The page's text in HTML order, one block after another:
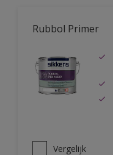
Rubbol Primer
Vergelijk